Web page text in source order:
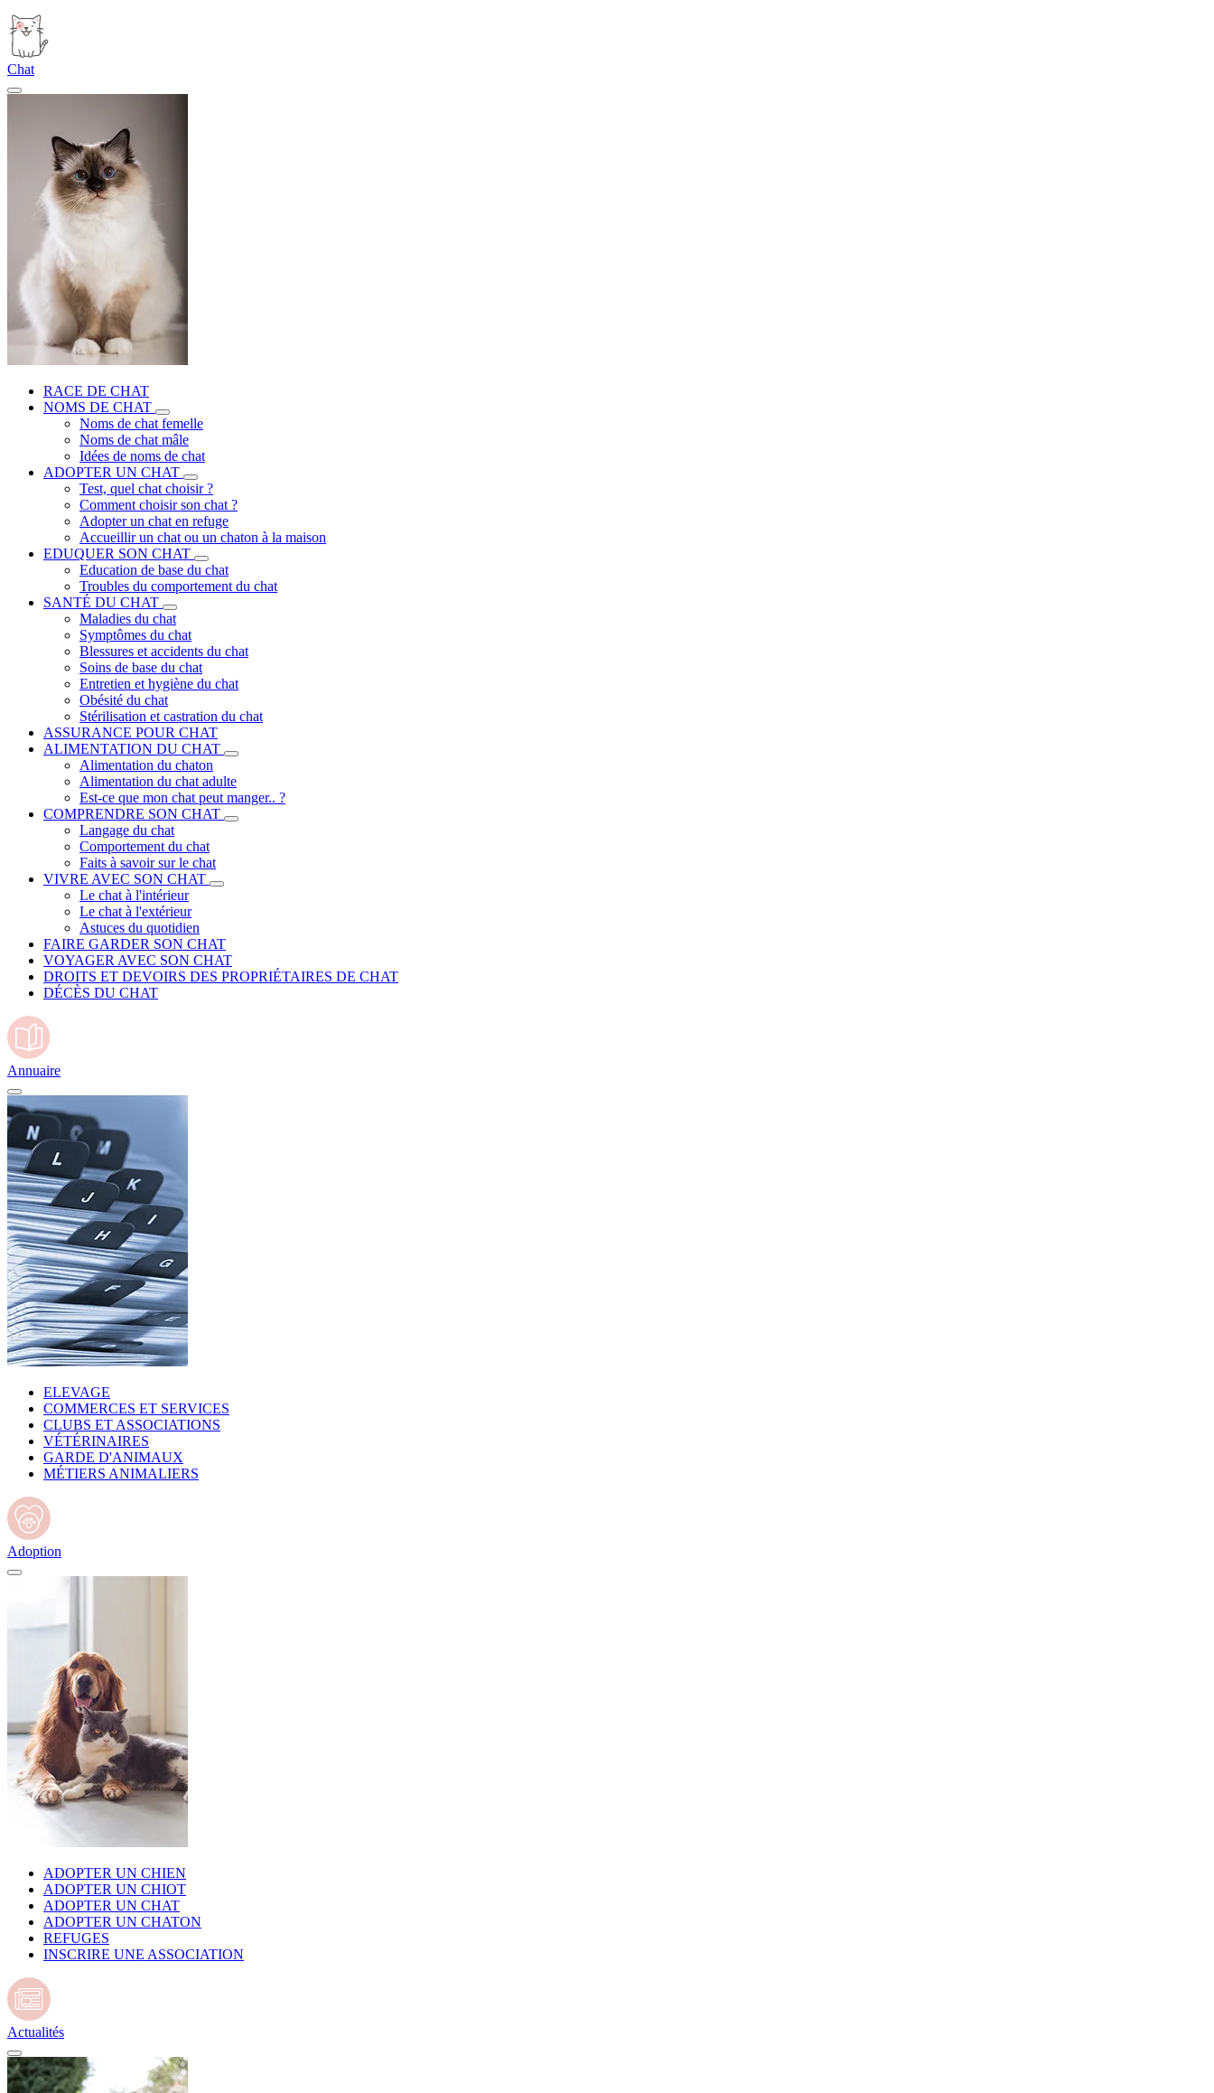
Chat
RACE DE CHAT
NOMS DE CHAT
Noms de chat femelle
Noms de chat mâle
Idées de noms de chat
ADOPTER UN CHAT
Test, quel chat choisir ?
Comment choisir son chat ?
Adopter un chat en refuge
Accueillir un chat ou un chaton à la maison
EDUQUER SON CHAT
Education de base du chat
Troubles du comportement du chat
SANTÉ DU CHAT
Maladies du chat
Symptômes du chat
Blessures et accidents du chat
Soins de base du chat
Entretien et hygiène du chat
Obésité du chat
Stérilisation et castration du chat
ASSURANCE POUR CHAT
ALIMENTATION DU CHAT
Alimentation du chaton
Alimentation du chat adulte
Est-ce que mon chat peut manger.. ?
COMPRENDRE SON CHAT
Langage du chat
Comportement du chat
Faits à savoir sur le chat
VIVRE AVEC SON CHAT
Le chat à l'intérieur
Le chat à l'extérieur
Astuces du quotidien
FAIRE GARDER SON CHAT
VOYAGER AVEC SON CHAT
DROITS ET DEVOIRS DES PROPRIÉTAIRES DE CHAT
DÉCÈS DU CHAT
Annuaire
ELEVAGE
COMMERCES ET SERVICES
CLUBS ET ASSOCIATIONS
VÉTÉRINAIRES
GARDE D'ANIMAUX
MÉTIERS ANIMALIERS
Adoption
ADOPTER UN CHIEN
ADOPTER UN CHIOT
ADOPTER UN CHAT
ADOPTER UN CHATON
REFUGES
INSCRIRE UNE ASSOCIATION
Actualités